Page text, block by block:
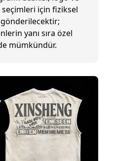
için fiziksel
yanı sıra özel
mümkündür.